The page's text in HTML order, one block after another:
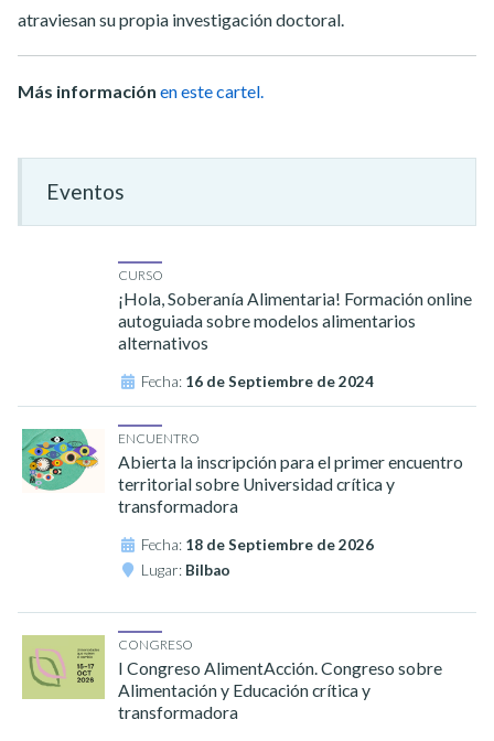
atraviesan su propia investigación doctoral.
Más información en este cartel.
Eventos
CURSO
¡Hola, Soberanía Alimentaria! Formación online
autoguiada sobre modelos alimentarios
alternativos
Fecha: 16 de Septiembre de 2024
ENCUENTRO
Abierta la inscripción para el primer encuentro
territorial sobre Universidad crítica y
transformadora
Fecha: 18 de Septiembre de 2026
Lugar: Bilbao
CONGRESO
I Congreso AlimentAcción. Congreso sobre
Alimentación y Educación crítica y
transformadora